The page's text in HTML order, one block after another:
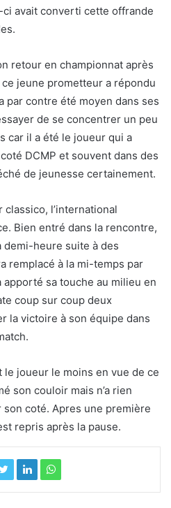
avait converti cette offrande
retour en championnat après
jeune prometteur a répondu
par contre été moyen dans ses
de se concentrer un peu
car il a été le joueur qui a
DCMP et souvent dans des
de jeunesse certainement.
classico, l’international
Bien entré dans la rencontre,
demi-heure suite à des
remplacé à la mi-temps par
apporté sa touche au milieu en
coup sur coup deux
la victoire à son équipe dans
le joueur le moins en vue de ce
son couloir mais n’a rien
coté. Apres une première
repris après la pause.